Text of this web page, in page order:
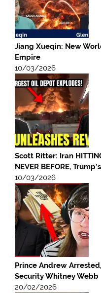
Jiang Xueqin: New
Empire
10/03/2026
Scott Ritter: Iran
NEVER BEFORE,
10/03/2026
Prince Andrew
Security Whitney Webb
20/02/2026